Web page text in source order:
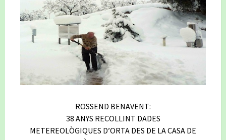
ROSSEND BENAVENT:
38 ANYS RECOLLINT DADES
METEREOLÒGIQUES D’ORTA DES DE LA CASA DE